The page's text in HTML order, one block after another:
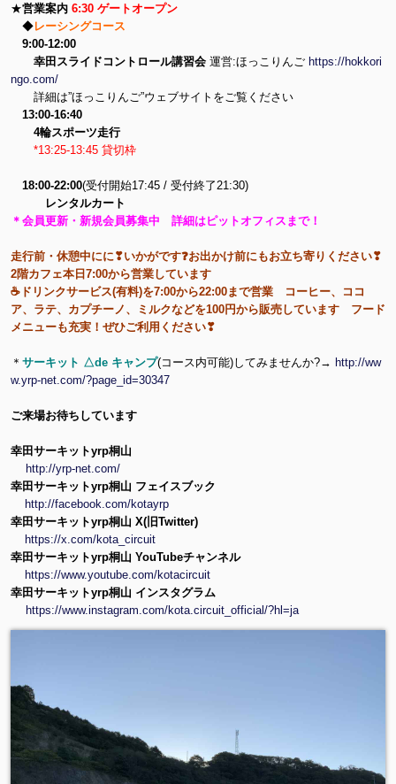
★営業案内 6:30 ゲートオープン
◆レーシングコース
9:00-12:00
幸田スライドコントロール講習会 運営:ほっこりんご https://hokkori
ngo.com/
詳細は”ほっこりんご”ウェブサイトをご覧ください
13:00-16:40
4輪スポーツ走行
*13:25-13:45 貸切枠
18:00-22:00(受付開始17:45 / 受付終了21:30)
レンタルカート
＊会員更新・新規会員募集中 詳細はピットオフィスまで！
走行前・休憩中にに❣いかがです❓お出かけ前にもお立ち寄りください❣
2階カフェ本日7:00から営業しています
☕ドリンクサービス(有料)を7:00から22:00まで営業 コーヒー、ココ
ア、ラテ、カプチーノ、ミルクなどを100円から販売しています フード
メニューも充実！ぜひご利用ください❣
＊ サーキット △de キャンプ(コース内可能)してみませんか?→ http://ww
w.yrp-net.com/?page_id=30347
ご来場お待ちしています
幸田サーキットyrp桐山
http://yrp-net.com/
幸田サーキットyrp桐山 フェイスブック
http://facebook.com/kotayrp
幸田サーキットyrp桐山 X(旧Twitter)
https://x.com/kota_circuit
幸田サーキットyrp桐山 YouTubeチャンネル
https://www.youtube.com/kotacircuit
幸田サーキットyrp桐山 インスタグラム
https://www.instagram.com/kota.circuit_official/?hl=ja